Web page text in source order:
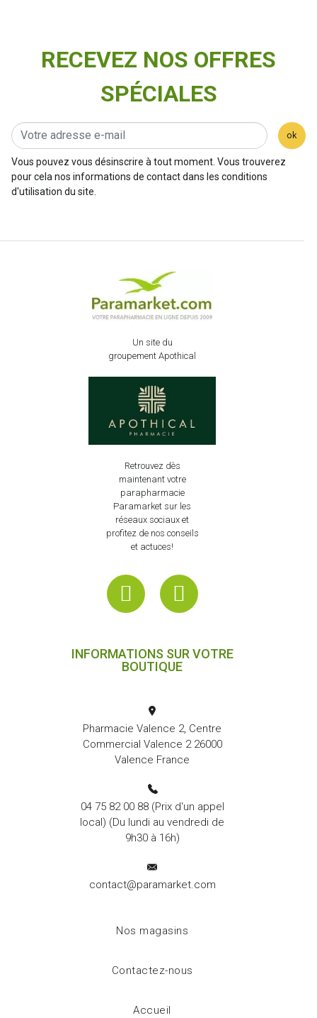
RECEVEZ NOS OFFRES
SPÉCIALES
ok
Vous pouvez vous désinscrire à tout moment. Vous trouverez
pour cela nos informations de contact dans les conditions
d'utilisation du site.
Un site du
groupement Apothical
Retrouvez dès
maintenant votre
parapharmacie
Paramarket sur les
réseaux sociaux et
profitez de nos conseils
et actuces!
INFORMATIONS SUR VOTRE
BOUTIQUE
Pharmacie Valence 2, Centre
Commercial Valence 2 26000
Valence France
04 75 82 00 88(Prix d'un appel
local) (Du lundi au vendredi de
9h30 à 16h)
contact@paramarket.com
Nos magasins
Contactez-nous
Accueil